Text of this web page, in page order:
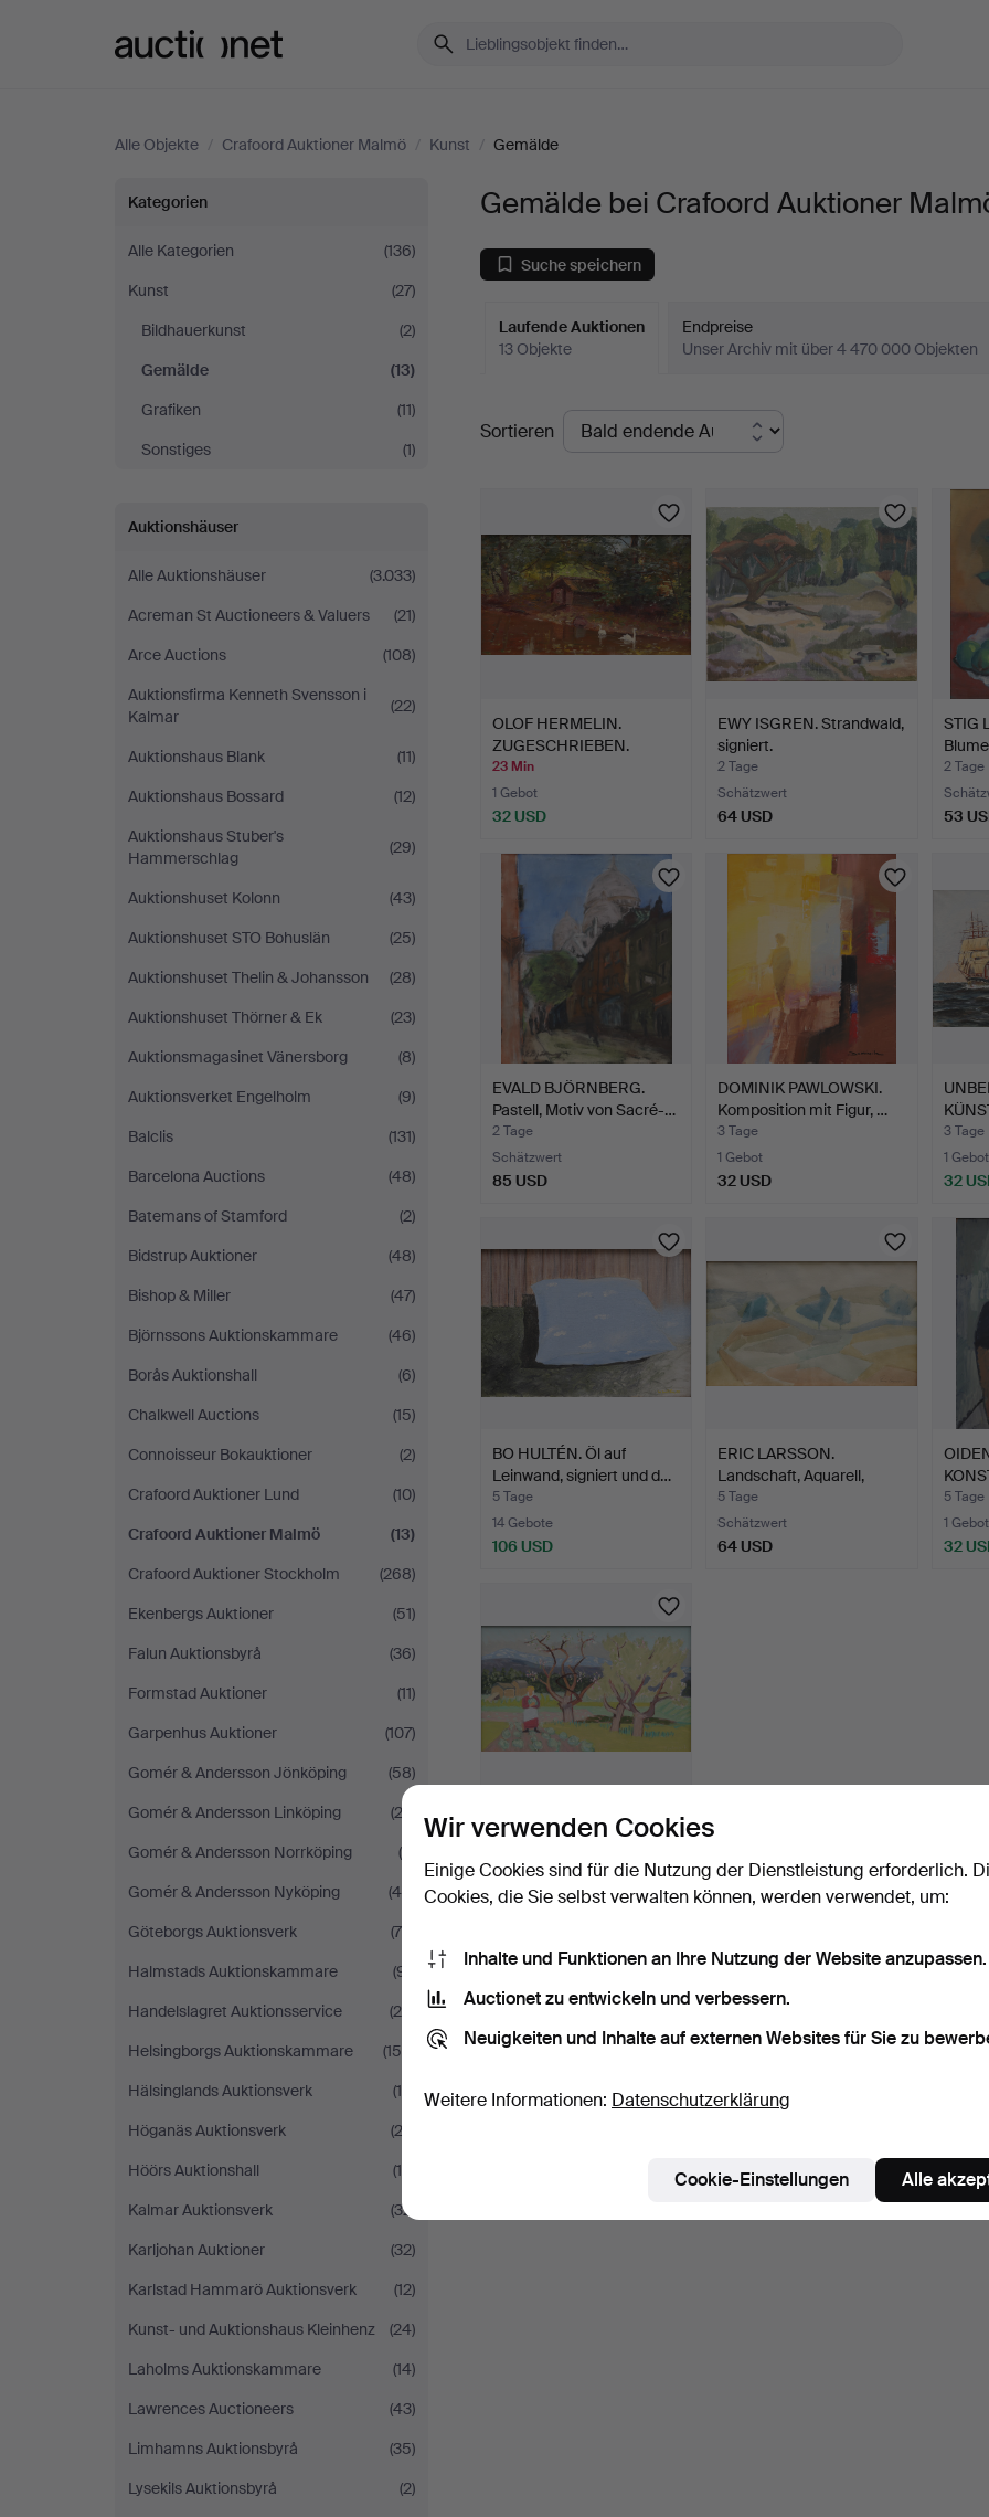
Alle Objekte / Crafoord Auktioner Malmö / Kunst / Gemälde
Gemälde
bei
Crafoord
Auktioner
Malmö
Kategorien
Alle Kategorien
(136)
Kunst
(27)
Bildhauerkunst
(2)
Gemälde
(13)
Grafiken
(11)
Sonstiges
(1)
Auktionshäuser
Alle Auktionshäuser
(3.033)
Acreman St Auctioneers & Valuers
(21)
Arce Auctions
(108)
Auktionsfirma Kenneth Svensson i
Kalmar
(22)
Auktionshaus Blank
(11)
Auktionshaus Bossard
(12)
Auktionshaus Stuber's
Hammerschlag
(29)
Auktionshuset Kolonn
(43)
Auktionshuset STO Bohuslän
(25)
Auktionshuset Thelin & Johansson
(28)
Auktionshuset Thörner & Ek
(23)
Auktionsmagasinet Vänersborg
(8)
Auktionsverket Engelholm
(9)
Balclis
(131)
Barcelona Auctions
(48)
Batemans of Stamford
(2)
Bidstrup Auktioner
(48)
Bishop & Miller
(47)
Björnssons Auktionskammare
(46)
Borås Auktionshall
(6)
Chalkwell Auctions
(15)
Connoisseur Bokauktioner
(2)
Crafoord Auktioner Lund
(10)
Crafoord Auktioner Malmö
(13)
Crafoord Auktioner Stockholm
(268)
Ekenbergs Auktioner
(51)
Falun Auktionsbyrå
(36)
Formstad Auktioner
(11)
Garpenhus Auktioner
(107)
Gomér & Andersson Jönköping
(58)
Gomér & Andersson Linköping
(22)
Gomér & Andersson Norrköping
(9)
Gomér & Andersson Nyköping
(49)
Göteborgs Auktionsverk
(75)
Halmstads Auktionskammare
(91)
Handelslagret Auktionsservice
(29)
Helsingborgs Auktionskammare
(159)
Hälsinglands Auktionsverk
(18)
Höganäs Auktionsverk
(22)
Höörs Auktionshall
(15)
Kalmar Auktionsverk
(32)
Karljohan Auktioner
(32)
Karlstad Hammarö Auktionsverk
(12)
Kunst- und Auktionshaus Kleinhenz
(24)
Laholms Auktionskammare
(14)
Lawrences Auctioneers
(43)
Limhamns Auktionsbyrå
(35)
Lysekils Auktionsbyrå
(2)
Gemälde bei Crafoord Auktioner
Suche speichern
Laufende Auktionen
13 Objekte
Endpreise
Unser Archiv mit über 4 470 000 Objekten
Laufende
Auktionen
Sortieren
OLOF HERMELIN.
ZUGESCHRIEBEN.
Schwanenteic…
23 Min
1 Gebot
32 USD
EWY ISGREN. Strandwald,
signiert.
2 Tage
Schätzwert
64 USD
STIG
2 Tage
53
EVALD BJÖRNBERG.
Pastell, Motiv von Sacré-…
2 Tage
Schätzwert
85 USD
DOMINIK PAWLOWSKI.
Komposition mit Figur, …
3 Tage
1 Gebot
32 USD
Motiv,
3 Tage
1 Gebot
32
BO HULTÉN. Öl auf
Leinwand, signiert und d…
5 Tage
14 Gebote
106 USD
ERIC LARSSON.
Landschaft, Aquarell,
signie…
5 Tage
Schätzwert
64 USD
5 Tage
1 Gebot
32
GERHARD KARLMARK.
GEMÜSEBEET UND
BÄUME, si…
5 Tage
1 Gebot
Suche speichern
Wir verwenden Cookies
Einige Cookies sind für die Nutzung der Dienstleistung erforderlich.
Cookies, die Sie selbst verwalten können, werden verwendet, um:
Inhalte und Funktionen an Ihre Nutzung der Website anzupassen.
Auctionet zu entwickeln und verbessern.
Neuigkeiten und Inhalte auf externen Websites für Sie zu
Weitere Informationen: Datenschutzerklärung
Cookie-Einstellungen Alle